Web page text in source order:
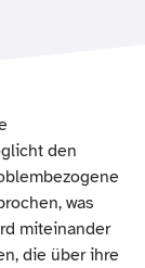
den
was
miteinander
die über ihre